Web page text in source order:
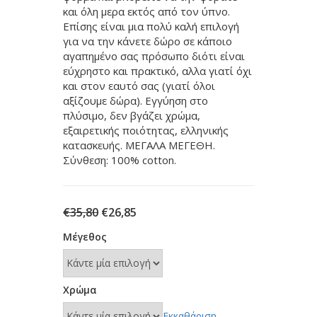
και όλη μερα εκτός από τον ύπνο.
Επίσης είναι μια πολύ καλή επιλογή
για να την κάνετε δώρο σε κάποιο
αγαπημένο σας πρόσωπο διότι είναι
εύχρηστο και πρακτικό, αλλα γιατί όχι
και στον εαυτό σας (γιατί όλοι
αξίζουμε δώρα). Εγγύηση στο
πλύσιμο, δεν βγάζει χρώμα,
εξαιρετικής ποιότητας, ελληνικής
κατασκευής. ΜΕΓΑΛΑ ΜΕΓΕΘΗ.
Σύνθεση: 100% cotton.
€35,80 Original
was:
€35,80.
€26,85
τιμή
είναι:
€26,85.
Μέγεθος
Χρώμα